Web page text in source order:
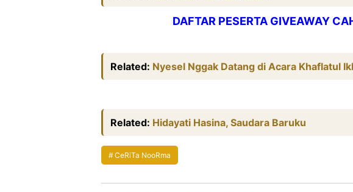
DAFTAR PESERTA GIVEAWAY
Related: Nyesel Nggak Datang di Acara Khaflatul
Related: Hidayati Hasina, Saudara Baruku
CeRiTa NooRma